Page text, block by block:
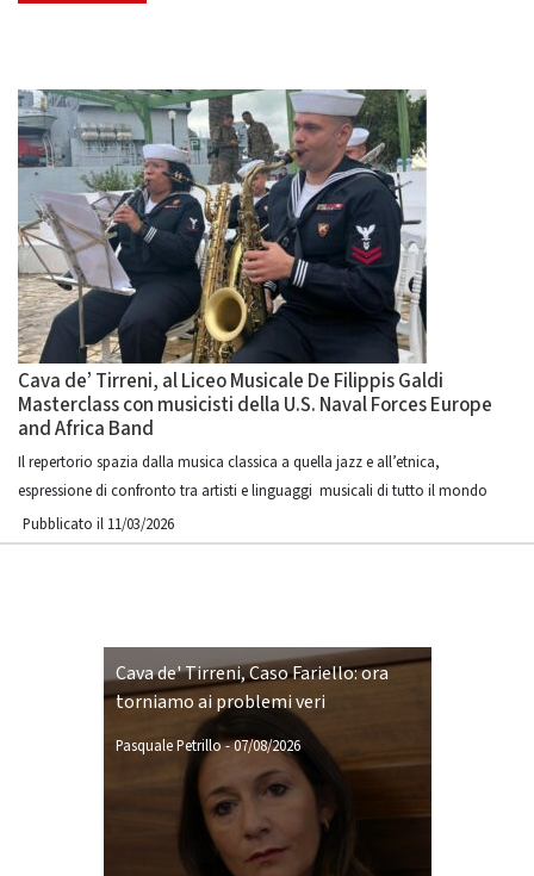
Cava de’ Tirreni, al Liceo Musicale De Filippis Galdi
Masterclass con musicisti della U.S. Naval Forces Europe
and Africa Band
Il repertorio spazia dalla musica classica a quella jazz e all’etnica,
espressione di confronto tra artisti e linguaggi musicali di tutto il mondo
Pubblicato il 11/03/2026
Cava de' Tirreni, Caso Fariello: ora
torniamo ai problemi veri
Pasquale Petrillo-07/08/2026